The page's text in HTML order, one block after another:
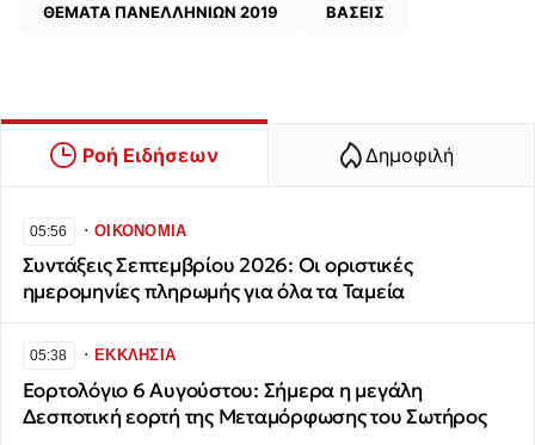
ΘΕΜΑΤΑ ΠΑΝΕΛΛΗΝΙΩΝ 2019 ΒΑΣΕΙΣ
Ροή Ειδήσεων Δημοφιλή
05:56 ∙ΟΙΚΟΝΟΜΙΑ
Συντάξεις Σεπτεμβρίου 2026: Οι οριστικές
ημερομηνίες πληρωμής για όλα τα Ταμεία
05:38 ∙ΕΚΚΛΗΣΙΑ
Εορτολόγιο 6 Αυγούστου: Σήμερα η μεγάλη
Δεσποτική εορτή της Μεταμόρφωσης του Σωτήρος